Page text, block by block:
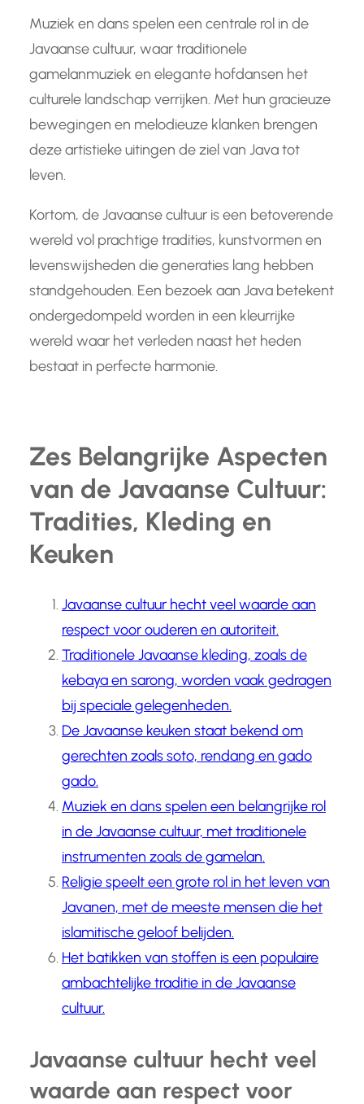
Muziek en dans spelen een centrale rol in de
Javaanse cultuur, waar traditionele
gamelanmuziek en elegante hofdansen het
culturele landschap verrijken. Met hun gracieuze
bewegingen en melodieuze klanken brengen
deze artistieke uitingen de ziel van Java tot
leven.
Kortom, de Javaanse cultuur is een betoverende
wereld vol prachtige tradities, kunstvormen en
levenswijsheden die generaties lang hebben
standgehouden. Een bezoek aan Java betekent
ondergedompeld worden in een kleurrijke
wereld waar het verleden naast het heden
bestaat in perfecte harmonie.
Zes Belangrijke Aspecten
van de Javaanse Cultuur:
Tradities, Kleding en
Keuken
Javaanse cultuur hecht veel waarde aan
respect voor ouderen en autoriteit.
Traditionele Javaanse kleding, zoals de
kebaya en sarong, worden vaak gedragen
bij speciale gelegenheden.
De Javaanse keuken staat bekend om
gerechten zoals soto, rendang en gado
gado.
Muziek en dans spelen een belangrijke rol
in de Javaanse cultuur, met traditionele
instrumenten zoals de gamelan.
Religie speelt een grote rol in het leven van
Javanen, met de meeste mensen die het
islamitische geloof belijden.
Het batikken van stoffen is een populaire
ambachtelijke traditie in de Javaanse
cultuur.
Javaanse cultuur hecht veel
waarde aan respect voor